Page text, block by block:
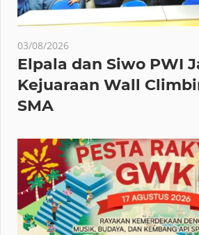
03/08/2026
Elpala dan Siwo PWI
Kejuaraan Wall
SMA